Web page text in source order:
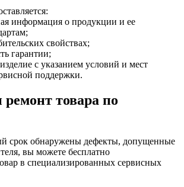
информация о продукции и ее
свойствах;
гарантии;
с указанием условий и мест
поддержки.
ремонт товара по
срок обнаружены дефекты, допущенные
вы можете бесплатно
в специализированных сервисных